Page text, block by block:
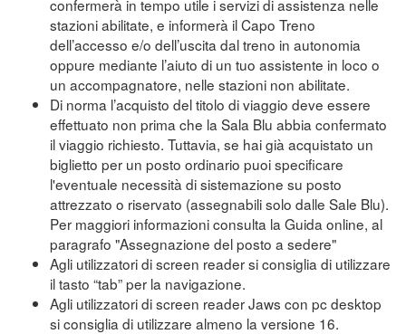
confermerà in tempo utile i servizi di assistenza nelle
stazioni abilitate, e informerà il Capo Treno
dell’accesso e/o dell’uscita dal treno in autonomia
oppure mediante l’aiuto di un tuo assistente in loco o
un accompagnatore, nelle stazioni non abilitate.
Di norma l’acquisto del titolo di viaggio deve essere
effettuato non prima che la Sala Blu abbia confermato
il viaggio richiesto. Tuttavia, se hai già acquistato un
biglietto per un posto ordinario puoi specificare
l'eventuale necessità di sistemazione su posto
attrezzato o riservato (assegnabili solo dalle Sale Blu).
Per maggiori informazioni consulta la Guida online, al
paragrafo "Assegnazione del posto a sedere"
Agli utilizzatori di screen reader si consiglia di utilizzare
il tasto “tab” per la navigazione.
Agli utilizzatori di screen reader Jaws con pc desktop
si consiglia di utilizzare almeno la versione 16.